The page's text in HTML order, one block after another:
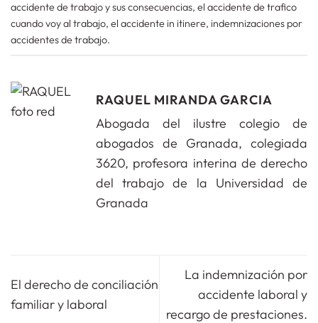
accidente de trabajo y sus consecuencias, el accidente de trafico
cuando voy al trabajo, el accidente in itinere, indemnizaciones por
accidentes de trabajo.
RAQUEL MIRANDA GARCIA
Abogada del ilustre colegio de
abogados de Granada, colegiada
3620, profesora interina de derecho
del trabajo de la Universidad de
Granada
El derecho de conciliación
familiar y laboral
La indemnización por
accidente laboral y
recargo de prestaciones.